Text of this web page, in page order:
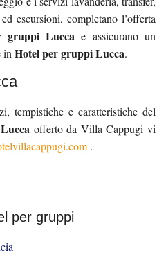
escursioni, completano l’offerta
gruppi Lucca e assicurano un
in Hotel per gruppi Lucca.
tempistiche e caratteristiche del
offerto da Villa Cappugi vi
.
per gruppi